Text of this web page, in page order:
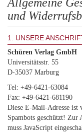
und
1. UNSERE
Schüren Verlag GmbH
Universitätsstr. 55
D-35037 Marburg
Tel: +49-6421-63084
Fax: +49-6421-681190
Diese E-Mail-Adresse ist
Spambots geschützt! Zur
muss JavaScript